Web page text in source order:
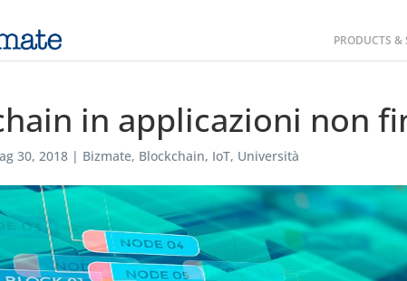
PRODUCTS &
in applicazioni non
30, 2018 | Bizmate, Blockchain, IoT, Università